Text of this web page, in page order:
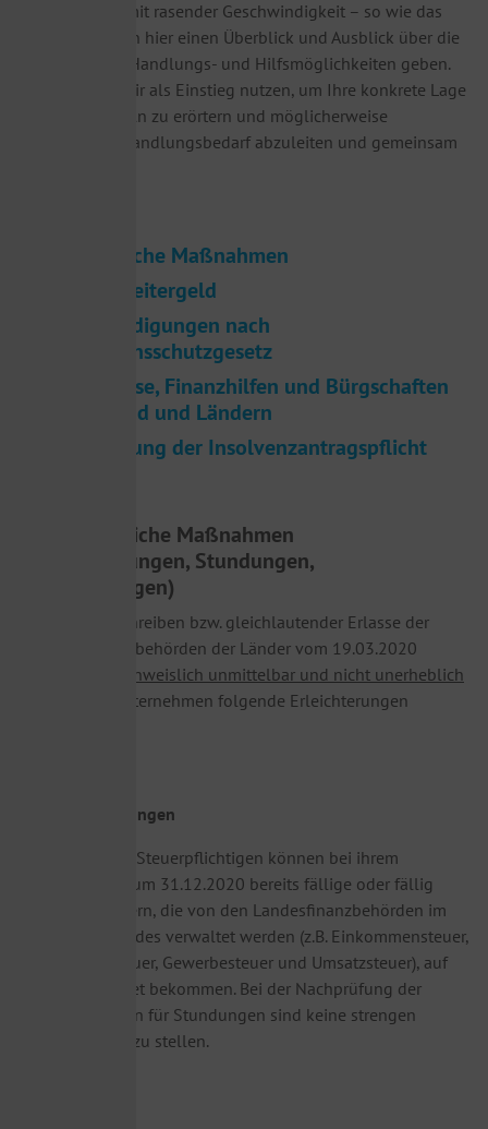
verändert sich mit rasender Geschwindigkeit – so wie das
Virus. Wir wollen hier einen Überblick und Ausblick über die
verschiedenen Handlungs- und Hilfsmöglichkeiten geben.
Dies möchten wir als Einstieg nutzen, um Ihre konkrete Lage
mit Ihnen einzeln zu erörtern und möglicherweise
notwendigen Handlungsbedarf abzuleiten und gemeinsam
Steuerliche Maßnahmen
Kurzarbeitergeld
Entschädigungen nach
Infektionsschutzgesetz
Zuschüsse, Finanzhilfen und Bürgschaften
von Bund und Ländern
Aussetzung der Insolvenzantragspflicht
Steuerliche Maßnahmen
(Vorauszahlungen, Stundungen,
Vollstreckungen)
Mittels BMF-Schreiben bzw. gleichlautender Erlasse der
obersten Finanzbehörden der Länder vom 19.03.2020
nachweislich unmittelbar und nicht unerheblich
“ Unternehmen folgende Erleichterungen
a) Steuerstundungen
Die betroffenen Steuerpflichtigen können bei ihrem
Finanzamt bis zum 31.12.2020 bereits fällige oder fällig
werdende Steuern, die von den Landesfinanzbehörden im
Auftrag des Bundes verwaltet werden (z.B. Einkommensteuer,
Körperschaftsteuer, Gewerbesteuer und Umsatzsteuer), auf
Antrag gestundet bekommen. Bei der Nachprüfung der
Voraussetzungen für Stundungen sind keine strengen
Anforderungen zu stellen.